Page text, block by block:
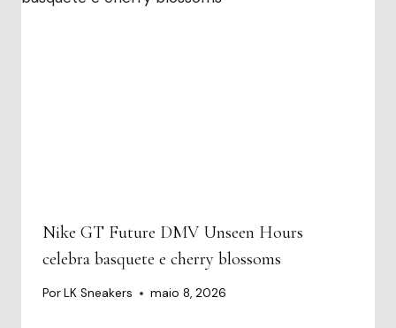
Nike GT Future DMV Unseen Hours
celebra basquete e cherry blossoms
PorLK Sneakers maio 8, 2026